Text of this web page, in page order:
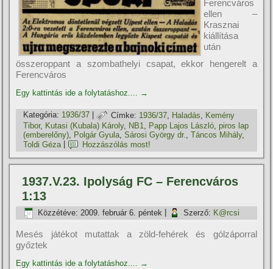
Ferencváros
ellen –
Krasznai
kiállí­tása
után
összeroppant a szombathelyi csapat, ekkor hengerelt a
Ferencváros
Egy kattintás ide a folytatáshoz.... →
Kategória: 1936/37 | Címke: 1936/37 Haladás
Kemény
Tibor, Kutasi (Kubala) Károly, NB1, Papp Lajos László,piros lap
(emberelőny), Polgár Gyula,Sárosi György dr.,Táncos Mihály,
Toldi Géza
Hozzászólás most!
1937.V.23. Ipolyság FC – Ferencváros
1:13
Közzétéve: 2009. február 6. péntek Szerző: K@rcsi
Mesés játékot mutattak a zöld-fehérek és gólzáporral
győztek
Egy kattintás ide a folytatáshoz.... →